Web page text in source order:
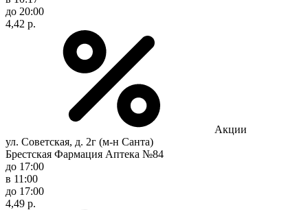
до 20:00
4,42 р.
Акции
ул. Советская, д. 2г (м-н Санта)
Брестская Фармация Аптека №84
до 17:00
в 11:00
до 17:00
4,49 р.